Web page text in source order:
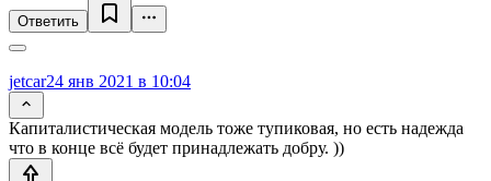
Ответить
jetcar24 янв 2021 в 10:04
Капиталистическая модель тоже тупиковая, но есть надежда
что в конце всё будет принадлежать добру. ))